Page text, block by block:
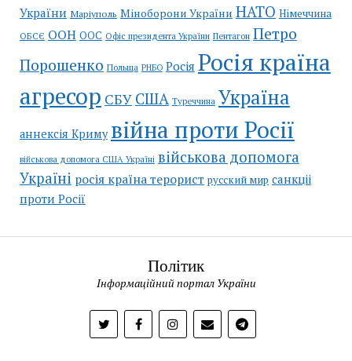
України Маріуполь Міноборони України НАТО Німеччина
ОБСЄ ООН ООС Офіс президента України Пентагон Петро
Порошенко Польща РНБО Росія Росія країна
агресор СБУ США Туреччина Україна
аннексія Криму війна проти Росії
військова допомога США Україні військова допомога
Україні росія країна терорист русский мир санкціі
проти Росії
Політик
Інформаційний портал України